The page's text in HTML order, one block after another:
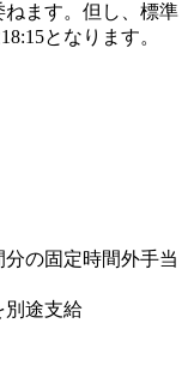
ます。但し、標準
となります。
の固定時間外手当
別途支給